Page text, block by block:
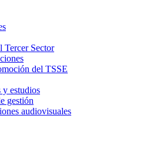
Tercer Sector
del TSSE
y estudios
gestión
audiovisuales